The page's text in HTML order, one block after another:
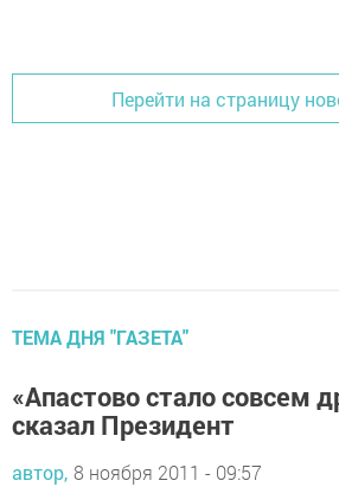
Перейти на страницу
ТЕМА ДНЯ "ГАЗЕТА"
«Апастово стало совсем
сказал Президент
автор, 8 ноября 2011 - 09:57